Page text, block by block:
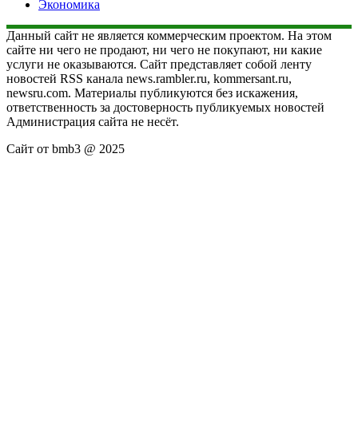
Экономика
Данный сайт не является коммерческим проектом. На этом
сайте ни чего не продают, ни чего не покупают, ни какие
услуги не оказываются. Сайт представляет собой ленту
новостей RSS канала news.rambler.ru, kommersant.ru,
newsru.com. Материалы публикуются без искажения,
ответственность за достоверность публикуемых новостей
Администрация сайта не несёт.
Сайт от bmb3 @ 2025